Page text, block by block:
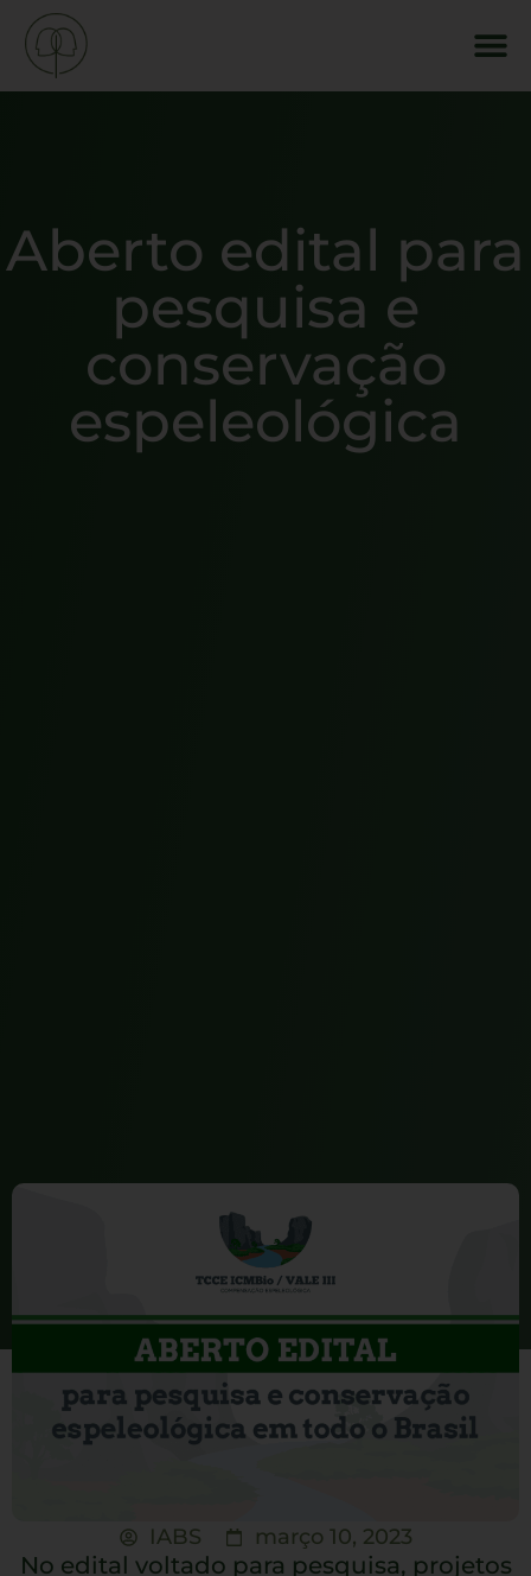
Aberto edital para
pesquisa e
conservação
espeleológica
IABS março 10, 2023
No edital voltado para pesquisa, projetos